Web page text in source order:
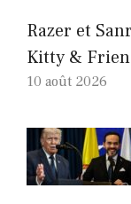
Razer et
Kitty &
10 août 2026